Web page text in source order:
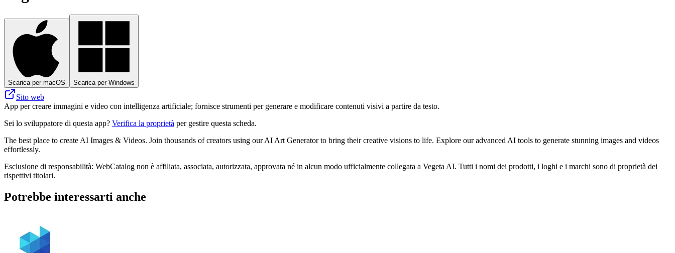
Scarica per macOS Scarica per Windows
Sito web
App per creare immagini e video con intelligenza artificiale; fornisce strumenti per generare e modificare contenuti visivi a partire da testo.
Sei lo sviluppatore di questa app? Verifica la proprietà per gestire questa scheda.
The best place to create AI Images & Videos. Join thousands of creators using our AI Art Generator to bring their creative visions to life. Explore our advanced AI tools to generate stunning images and videos
effortlessly.
Esclusione di responsabilità: WebCatalog non è affiliata, associata, autorizzata, approvata né in alcun modo ufficialmente collegata a Vegeta AI. Tutti i nomi dei prodotti, i loghi e i marchi sono di proprietà dei
rispettivi titolari.
Potrebbe interessarti anche